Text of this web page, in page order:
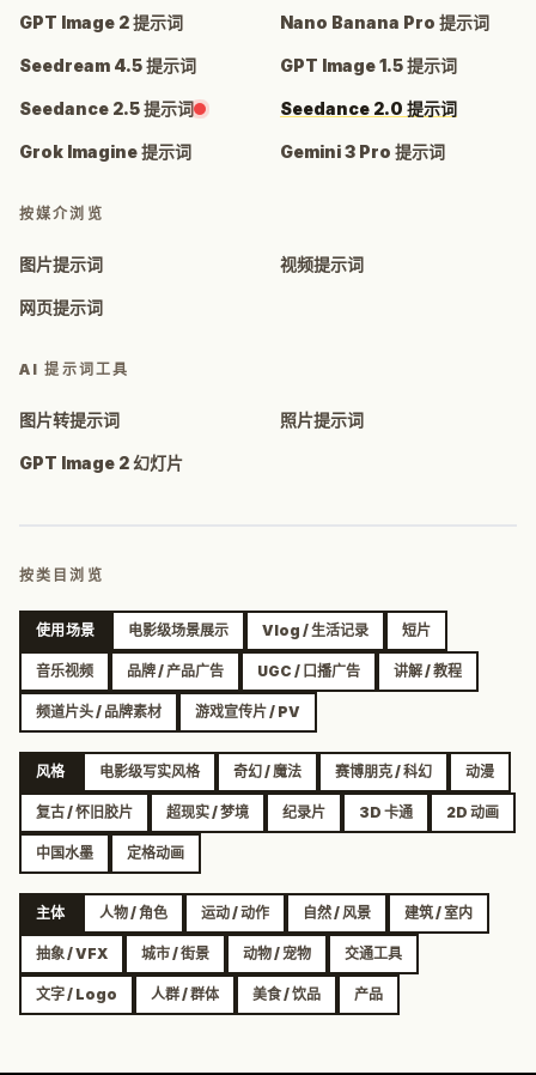
GPT Image 2 提示词 Nano Banana Pro 提示词
Seedream 4.5 提示词 GPT Image 1.5 提示词
Seedance 2.5 提示词 Seedance 2.0 提示词
Grok Imagine 提示词 Gemini 3 Pro 提示词
按媒介浏览
图片提示词 视频提示词
网页提示词
AI 提示词工具
图片转提示词 照片提示词
GPT Image 2 幻灯片
按类目浏览
使用场景 电影级场景展示 Vlog / 生活记录 短片
音乐视频 品牌 / 产品广告 UGC / 口播广告 讲解 / 教程
频道片头 / 品牌素材 游戏宣传片 / PV
风格 电影级写实风格 奇幻 / 魔法 赛博朋克 / 科幻 动漫
复古 / 怀旧胶片 超现实 / 梦境 纪录片 3D 卡通 2D 动画
中国水墨 定格动画
主体 人物 / 角色 运动 / 动作 自然 / 风景 建筑 / 室内
抽象 / VFX 城市 / 街景 动物 / 宠物 交通工具
文字 / Logo 人群 / 群体 美食 / 饮品 产品